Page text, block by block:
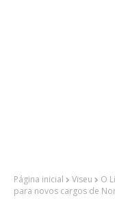
Página inicial Viseu
O
para novos cargos de